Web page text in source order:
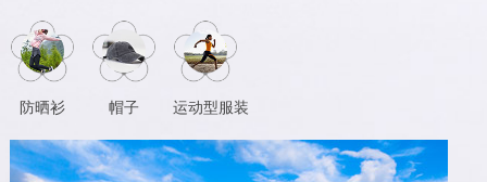
防晒衫 帽子 运动型服装